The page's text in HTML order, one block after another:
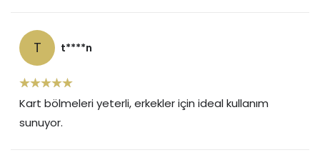
T t****n
Kart bölmeleri yeterli, erkekler için ideal kullanım
sunuyor.